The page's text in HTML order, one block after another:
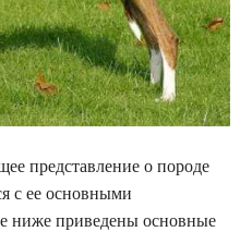
представление о породе
с ее основными
ниже приведены основные